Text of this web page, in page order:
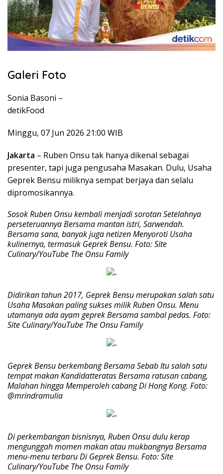
Galeri Foto
Sonia Basoni –
detikFood
Minggu, 07 Jun 2026 21:00 WIB
Jakarta – Ruben Onsu tak hanya dikenal sebagai
presenter, tapi juga pengusaha Masakan. Dulu, Usaha
Geprek Bensu miliknya sempat berjaya dan selalu
dipromosikannya.
Sosok Ruben Onsu kembali menjadi sorotan Setelahnya
perseteruannya Bersama mantan istri, Sarwendah.
Bersama sana, banyak juga netizen Menyoroti Usaha
kulinernya, termasuk Geprek Bensu. Foto: Site
Culinary/YouTube The Onsu Family
Didirikan tahun 2017, Geprek Bensu merupakan salah satu
Usaha Masakan paling sukses milik Ruben Onsu. Menu
utamanya ada ayam geprek Bersama sambal pedas. Foto:
Site Culinary/YouTube The Onsu Family
Geprek Bensu berkembang Bersama Sebab Itu salah satu
tempat makan Kandidatteratas Bersama ratusan cabang,
Malahan hingga Memperoleh cabang Di Hong Kong. Foto:
@mrindramulia
Di perkembangan bisnisnya, Ruben Onsu dulu kerap
mengunggah momen makan atau mukbangnya Bersama
menu-menu terbaru Di Geprek Bensu. Foto: Site
Culinary/YouTube The Onsu Family